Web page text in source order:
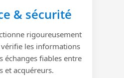
& sécurité
rigoureusement
vérifie les informations
échanges fiables entre
et acquéreurs.